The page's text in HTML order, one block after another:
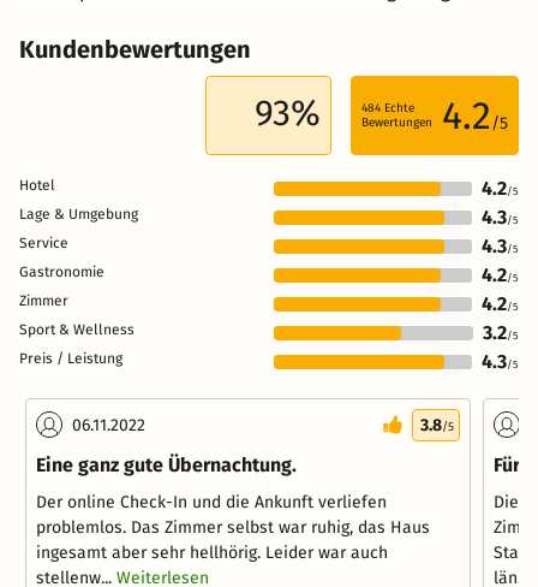
Kundenbewertungen
93% 484 Echte
Bewertungen
4.2 /5
Hotel 4.2/5
Lage & Umgebung 4.3/5
Service 4.3/5
Gastronomie 4.2/5
Zimmer 4.2/5
Sport & Wellness 3.2/5
Preis / Leistung 4.3/5
06.11.2022 3.8/5
Eine ganz gute Übernachtung.
Der online Check-In und die Ankunft verliefen
problemlos. Das Zimmer selbst war ruhig, das Haus
ingesamt aber sehr hellhörig. Leider war auch
stellenw... Weiterlesen
Für
Die
län...